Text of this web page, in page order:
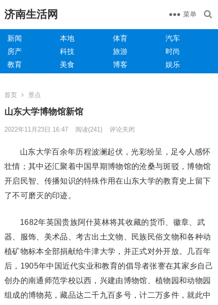
济南生活网 菜单
新闻 本地 体育
汽车
房产
科技 旅游
时尚
教育
美食 博客 娱乐
首页 景点
山东大学博物馆新馆
2022年11月23日 16:47 阅读(241) 评论关闭
山东大学百余年历程波澜起伏，光彩纷呈，足令人感怀
壮情；其中还汇聚着中国早期博物馆的沧桑与斑驳，博物馆
开启民智、传播知识的特殊作用在山东大学的教育史上留下
了不可磨灭的印迹。
1682年英国贵族阿什莫林将其收藏的货币、徽章、武
器、服饰、美术品、考古出土文物、民族民俗文物和各种动
植矿物标本全部捐献给牛津大学，并正式对外开放。几百年
后，1905年中国近代实业和教育的倡导者张謇在其家乡自己
创办的南通师范学校以西，兴建由博物馆、植物园和动物园
组成的博物苑，藏品达二千九百多号，计二万多件，就此中